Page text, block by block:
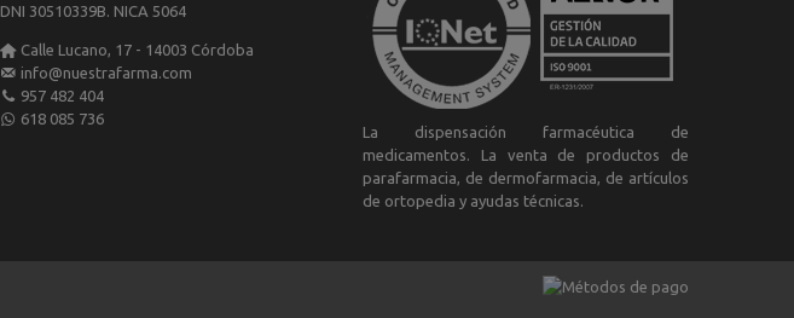
DNI 30510339B. NICA 5064
Calle Lucano, 17 - 14003 Córdoba
info@nuestrafarma.com
957 482 404
618 085 736
La dispensación farmacéutica de
medicamentos. La venta de productos de
parafarmacia, de dermofarmacia, de artículos
de ortopedia y ayudas técnicas.